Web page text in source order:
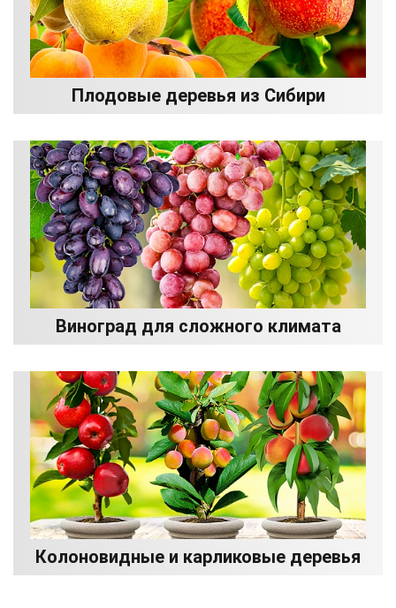
Плодовые деревья из Сибири
Виноград для сложного климата
Колоновидные и карликовые деревья